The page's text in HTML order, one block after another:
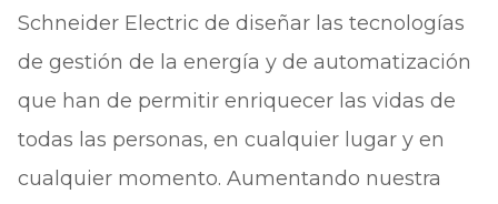
Schneider Electric de diseñar las tecnologías
de gestión de la energía y de automatización
que han de permitir enriquecer las vidas de
todas las personas, en cualquier lugar y en
cualquier momento. Aumentando nuestra